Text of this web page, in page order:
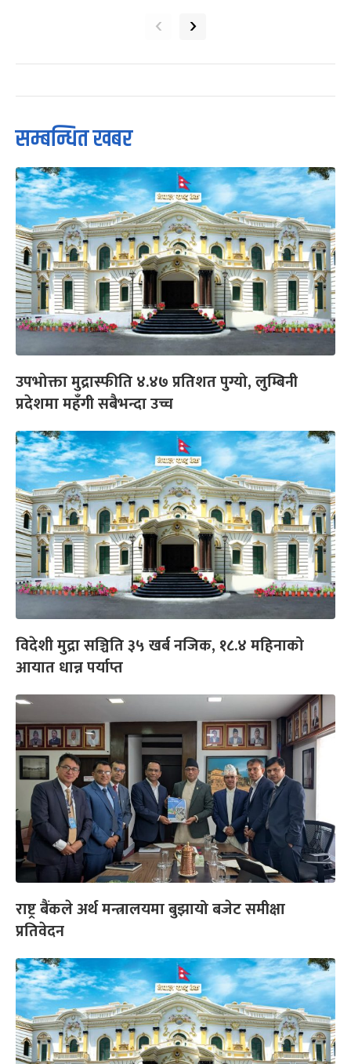
‹ ›
सम्बन्धित खबर
उपभोक्ता मुद्रास्फीति ४.४७ प्रतिशत पुग्यो, लुम्बिनी
प्रदेशमा महँगी सबैभन्दा उच्च
विदेशी मुद्रा सञ्चिति ३५ खर्ब नजिक, १८.४ महिनाको
आयात धान्न पर्याप्त
राष्ट्र बैंकले अर्थ मन्त्रालयमा बुझायो बजेट समीक्षा
प्रतिवेदन